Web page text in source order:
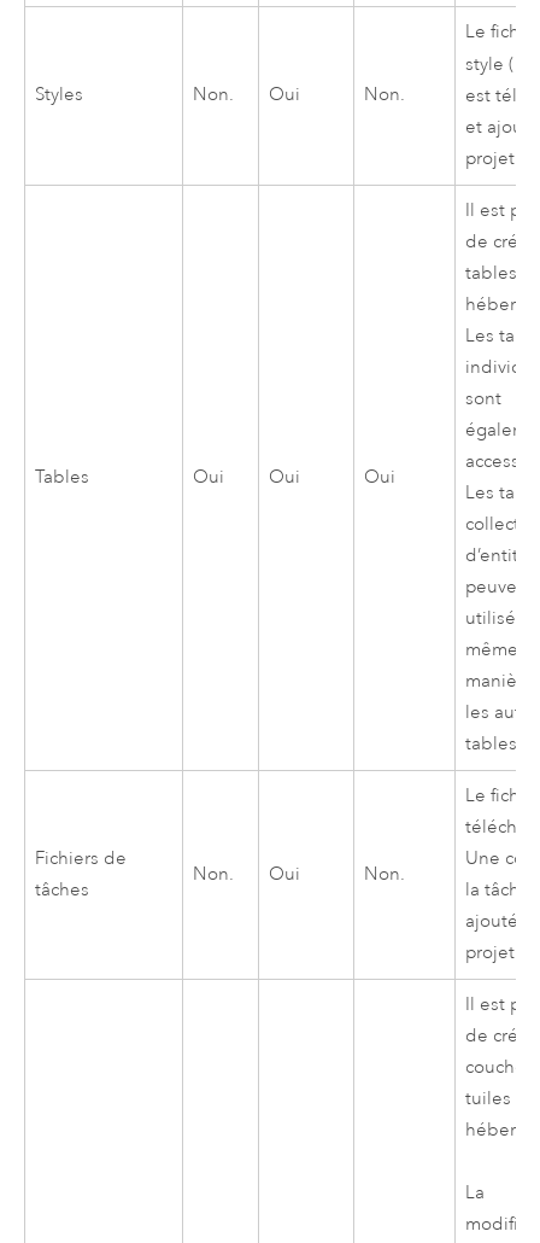
Styles Non. Oui Non.
Le
style (
est
et
projet.
Tables Oui Oui Oui
Il est
de
tables
Les
sont
Les
d’entités
peuvent
même
manière
les
tables.
Fichiers de
tâches
Non. Oui Non.
Le
Une
la tâche
ajoutée
projet.
Il est
de
tuiles
La